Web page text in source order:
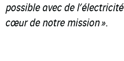
possible avec de
cœur de notre mission».